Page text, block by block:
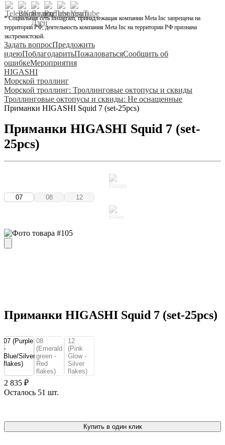
* Социальная сеть Instagram, принадлежащая компании Meta Inc запрещена на
территории РФ, деятельность компания Meta Inc на территории РФ признана
экстремистской.
Задать вопросПредложить
идеюПоблагодаритьПожаловатьсяСообщить об
ошибкеМероприятия
HIGASHI
Морской троллинг
Морской троллинг: Троллинговые октопусы и сквиды
Троллинговые октопусы и сквиды: Не оснащенные
Приманки HIGASHI Squid 7 (set-25pcs)
Приманки HIGASHI Squid 7 (set-
25pcs)
07 08 12
Приманки HIGASHI Squid 7 (set-25pcs)
07 (Purple
-
Blue/Silver
flakes)
08
(Emerald
green -
Red
flakes)
12
(Pink
Glow -
Silver
flakes)
2 835 ₽
Осталось 51 шт.
Купить в один клик